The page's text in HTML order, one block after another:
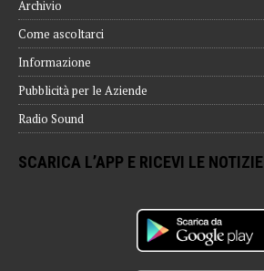
Archivio
Come ascoltarci
Informazione
Pubblicità per le Aziende
Radio Sound
SCARICA L’APP E RICEVI LE NOTIZIE